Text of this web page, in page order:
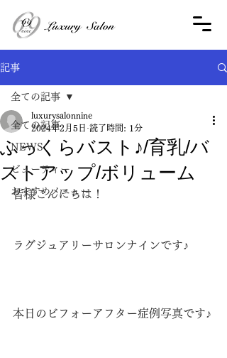
記事
全ての記事
NEWS
ビューティー
おすすめメニュー
全ての記事
ふっくらバスト♪/育乳/バ
ストアップ/ボリューム
luxurysalonnine
2024年2月5日 読了時間: 1分
皆様こんにちは！
ラグジュアリーサロンナインです♪
本日のビフォーアフター症例写真です♪